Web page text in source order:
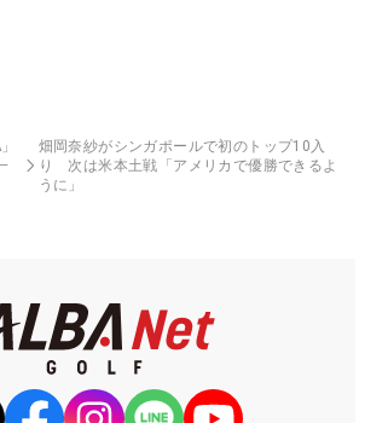
畑岡奈紗がシンガポールで初のトップ10入
り 次は米本土戦「アメリカで優勝できるよ
うに」